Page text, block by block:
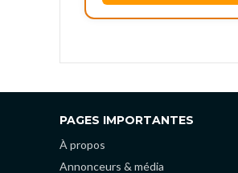
PAGES IMPORTANTES
À propos
Annonceurs & média